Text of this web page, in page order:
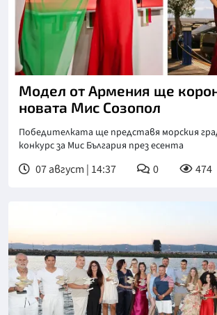
Модел от Армения ще
новата Мис Созопол
Победителката ще представя морския
конкурс за Мис България през есента
07 август | 14:37 0 474